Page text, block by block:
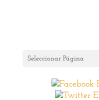
Seleccionar Página